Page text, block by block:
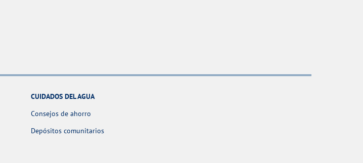
CUIDADOS DEL AGUA
Consejos de ahorro
Depósitos comunitarios